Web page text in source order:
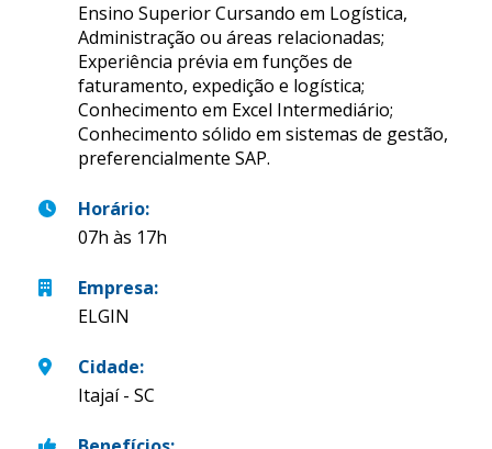
Ensino Superior Cursando em Logística,
Administração ou áreas relacionadas;
Experiência prévia em funções de
faturamento, expedição e logística;
Conhecimento em Excel Intermediário;
Conhecimento sólido em sistemas de gestão,
preferencialmente SAP.
Horário:
07h às 17h
Empresa:
ELGIN
Cidade:
Itajaí - SC